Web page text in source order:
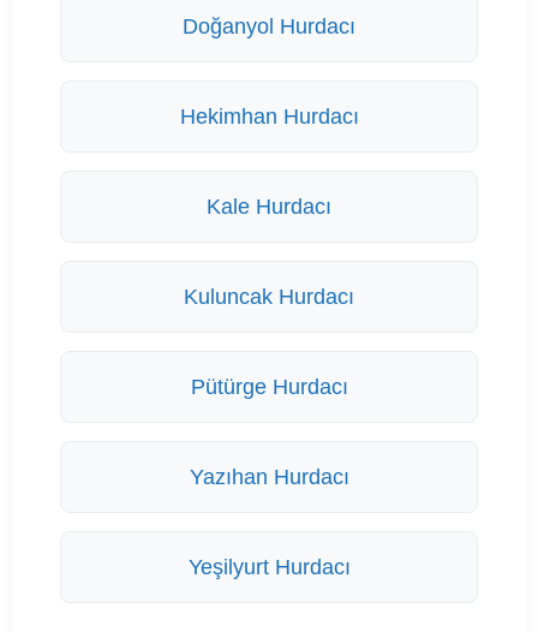
Doğanyol Hurdacı
Hekimhan Hurdacı
Kale Hurdacı
Kuluncak Hurdacı
Pütürge Hurdacı
Yazıhan Hurdacı
Yeşilyurt Hurdacı